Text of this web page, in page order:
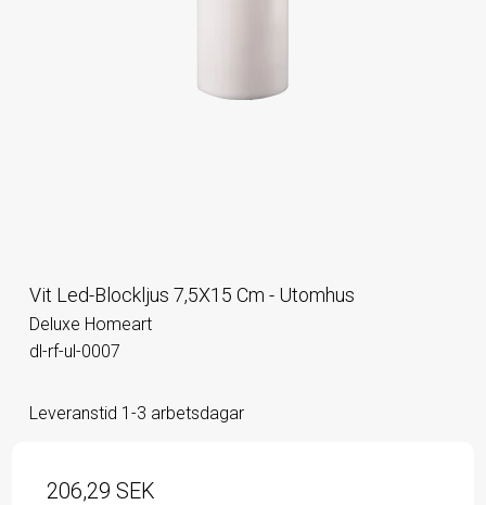
Vit Led-Blockljus 7,5X15 Cm - Utomhus
Deluxe Homeart
dl-rf-ul-0007
Leveranstid 1-3 arbetsdagar
206,29 SEK